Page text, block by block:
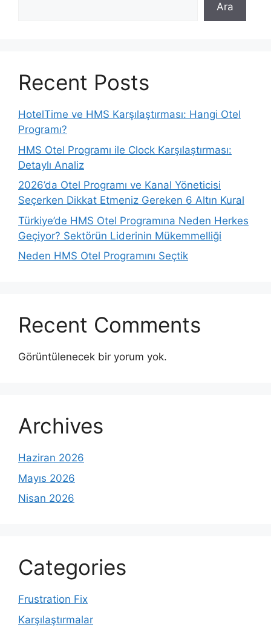
Ara
Recent Posts
HotelTime ve HMS Karşılaştırması: Hangi Otel
Programı?
HMS Otel Programı ile Clock Karşılaştırması:
Detaylı Analiz
2026’da Otel Programı ve Kanal Yöneticisi
Seçerken Dikkat Etmeniz Gereken 6 Altın Kural
Türkiye’de HMS Otel Programına Neden Herkes
Geçiyor? Sektörün Liderinin Mükemmelliği
Neden HMS Otel Programını Seçtik
Recent Comments
Görüntülenecek bir yorum yok.
Archives
Haziran 2026
Mayıs 2026
Nisan 2026
Categories
Frustration Fix
Karşılaştırmalar